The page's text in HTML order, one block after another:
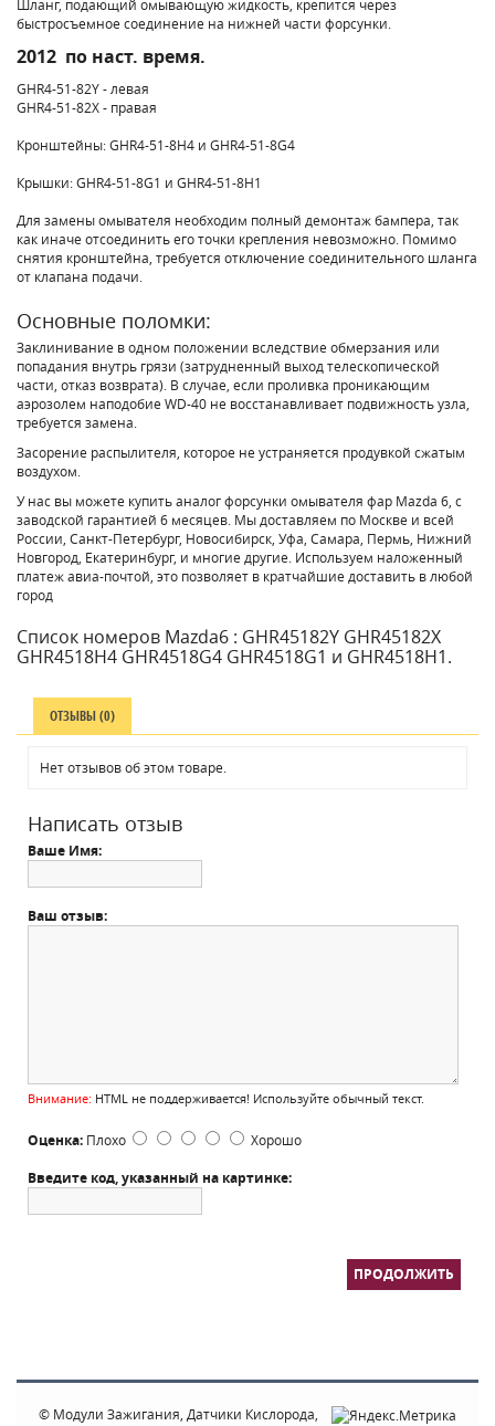
Шланг, подающий омывающую жидкость, крепится через
быстросъемное соединение на нижней части форсунки.
2012 по наст. время.
GHR4-51-82Y - левая
GHR4-51-82X - правая
Кронштейны: GHR4-51-8H4 и GHR4-51-8G4
Крышки: GHR4-51-8G1 и GHR4-51-8H1
Для замены омывателя необходим полный демонтаж бампера, так
как иначе отсоединить его точки крепления невозможно. Помимо
снятия кронштейна, требуется отключение соединительного шланга
от клапана подачи.
Основные поломки:
Заклинивание в одном положении вследствие обмерзания или
попадания внутрь грязи (затрудненный выход телескопической
части, отказ возврата). В случае, если проливка проникающим
аэрозолем наподобие WD-40 не восстанавливает подвижность узла,
требуется замена.
Засорение распылителя, которое не устраняется продувкой сжатым
воздухом.
У нас вы можете купить аналог форсунки омывателя фар Mazda 6, с
заводской гарантией 6 месяцев. Мы доставляем по Москве и всей
России, Санкт-Петербург, Новосибирск, Уфа, Самара, Пермь, Нижний
Новгород, Екатеринбург, и многие другие. Используем наложенный
платеж авиа-почтой, это позволяет в кратчайшие доставить в любой
город
Список номеров Mazda6 : GHR45182Y GHR45182X
GHR4518H4 GHR4518G4 GHR4518G1 и GHR4518H1.
ОТЗЫВЫ (0)
Нет отзывов об этом товаре.
Написать отзыв
Ваше Имя:
Ваш отзыв:
Внимание: HTML не поддерживается! Используйте обычный текст.
Оценка: Плохо Хорошо
Введите код, указанный на картинке:
ПРОДОЛЖИТЬ
© Модули Зажигания, Датчики Кислорода,